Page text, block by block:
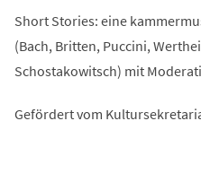
Short Stories: eine
(Bach, Britten, Puccini,
Schostakowitsch) mit
Gefördert vom